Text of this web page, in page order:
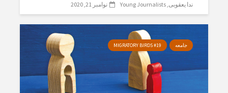
ندا یعقوبی Young Journalists نوامبر 21, 2020
جامعه MIGRATORY BIRDS #19